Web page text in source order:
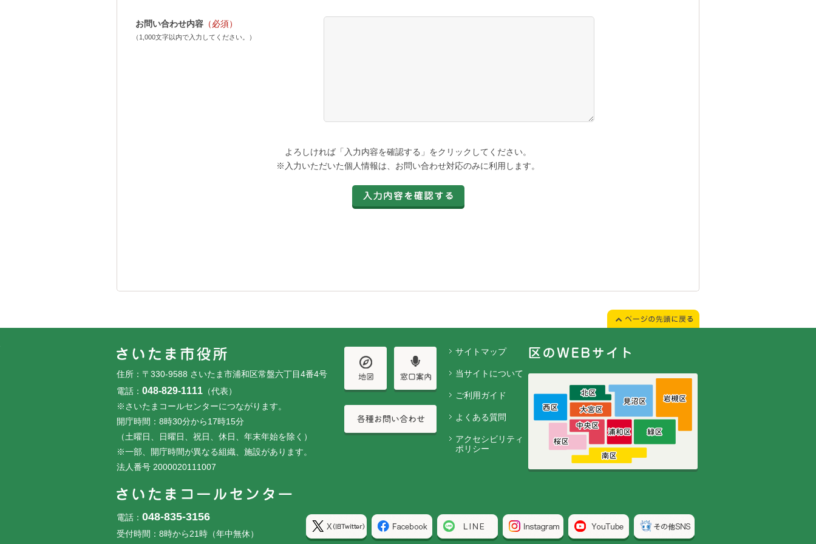
お問い合わせ内容 （必須）
（1,000文字以内で入力してください。）
よろしければ「入力内容を確認する」をクリックしてください。
※入力いただいた個人情報は、お問い合わせ対応のみに利用します。
住所：〒330-9588 さいたま市浦和区常盤六丁目4番4号
電話： 048-829-1111 （代表）
※さいたまコールセンターにつながります。
開庁時間：8時30分から17時15分
（土曜日、日曜日、祝日、休日、年末年始を除く）
※一部、開庁時間が異なる組織、施設があります。
法人番号 2000020111007
電話： 048-835-3156
受付時間：8時から21時（年中無休）
サイトマップ
当サイトについて
ご利用ガイド
よくある質問
アクセシビリティ
ポリシー